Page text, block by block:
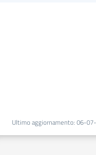
Ultimo aggiornamento: 06-